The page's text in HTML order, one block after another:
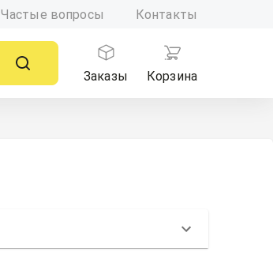
Частые вопросы Контакты
Заказы
Корзина